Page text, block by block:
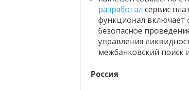
разработал сервис
функционал
безопасное
управления
межбанковский поиск
Россия